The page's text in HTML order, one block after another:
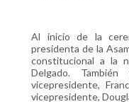
Al inicio de la
presidenta de la
constitucional a la
Delgado.
vicepresidente,
vicepresidente,